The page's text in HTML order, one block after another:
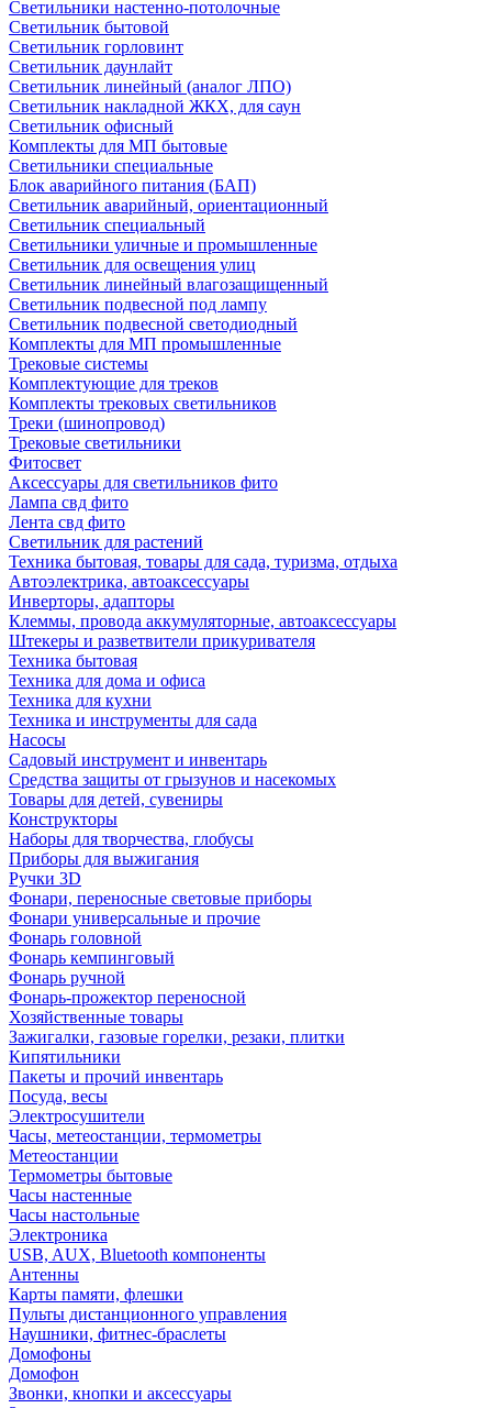
Светильники настенно-потолочные
Светильник бытовой
Светильник горловинт
Светильник даунлайт
Светильник линейный (аналог ЛПО)
Светильник накладной ЖКХ, для саун
Светильник офисный
Комплекты для МП бытовые
Светильники специальные
Блок аварийного питания (БАП)
Светильник аварийный, ориентационный
Светильник специальный
Светильники уличные и промышленные
Светильник для освещения улиц
Светильник линейный влагозащищенный
Светильник подвесной под лампу
Светильник подвесной светодиодный
Комплекты для МП промышленные
Трековые системы
Комплектующие для треков
Комплекты трековых светильников
Треки (шинопровод)
Трековые светильники
Фитосвет
Аксессуары для светильников фито
Лампа свд фито
Лента свд фито
Светильник для растений
Техника бытовая, товары для сада, туризма, отдыха
Автоэлектрика, автоаксессуары
Инверторы, адапторы
Клеммы, провода аккумуляторные, автоаксессуары
Штекеры и разветвители прикуривателя
Техника бытовая
Техника для дома и офиса
Техника для кухни
Техника и инструменты для сада
Насосы
Садовый инструмент и инвентарь
Средства защиты от грызунов и насекомых
Товары для детей, сувениры
Конструкторы
Наборы для творчества, глобусы
Приборы для выжигания
Ручки 3D
Фонари, переносные световые приборы
Фонари универсальные и прочие
Фонарь головной
Фонарь кемпинговый
Фонарь ручной
Фонарь-прожектор переносной
Хозяйственные товары
Зажигалки, газовые горелки, резаки, плитки
Кипятильники
Пакеты и прочий инвентарь
Посуда, весы
Электросушители
Часы, метеостанции, термометры
Метеостанции
Термометры бытовые
Часы настенные
Часы настольные
Электроника
USB, AUX, Bluetooth компоненты
Антенны
Карты памяти, флешки
Пульты дистанционного управления
Наушники, фитнес-браслеты
Домофоны
Домофон
Звонки, кнопки и аксессуары